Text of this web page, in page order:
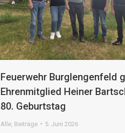
Feuerwehr Burglengenfeld
Ehrenmitglied Heiner
80. Geburtstag
Alle Beiträge 5. Juni 2026